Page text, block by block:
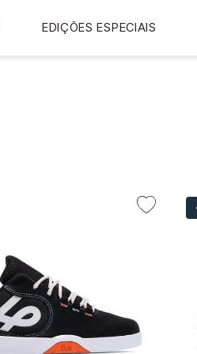
EDIÇÕES ESPECIAIS